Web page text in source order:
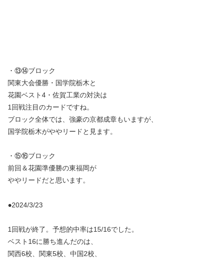
・⑬⑭ブロック
関東大会優勝・国学院栃木と
花園ベスト4・佐賀工業の対決は
1回戦注目のカードですね。
ブロック全体では、強豪の京都成章もいますが、
国学院栃木がややリードと見ます。
・⑮⑯ブロック
前回＆花園準優勝の東福岡が
ややリードだと思います。
●2024/3/23
1回戦が終了。予想的中率は15/16でした。
ベスト16に勝ち進んだのは、
関西6校、関東5校、中国2校、